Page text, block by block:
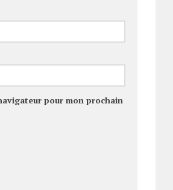
pour mon prochain